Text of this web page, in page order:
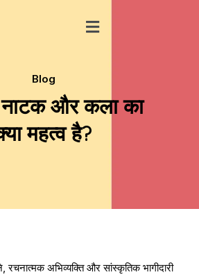
Menu
Blog
नाटक और कला का
महत्व है?
अभिव्यक्ति और सांस्कृतिक भागीदारी